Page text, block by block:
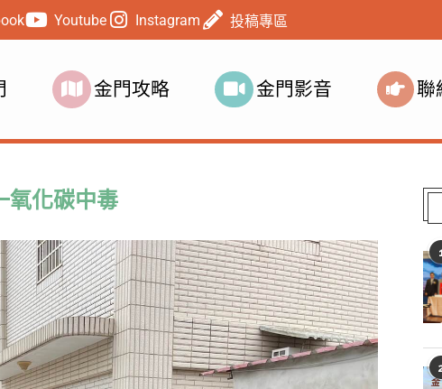
Youtube Instagram 投稿專區
金門攻略 金門影音 聯
氧化碳中毒